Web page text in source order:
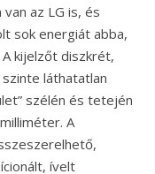
az LG is, és
sok energiát abba,
kijelzőt diszkrét,
láthatatlan
szélén és tetején
A
ívelt